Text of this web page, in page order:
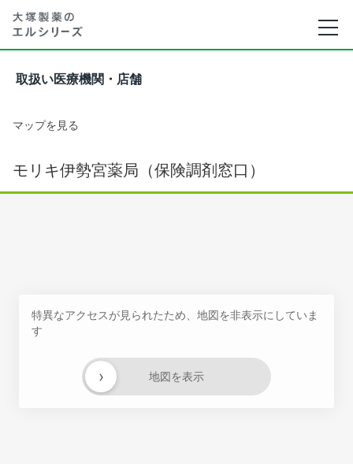
取扱い医療機関・店舗
マップを見る
モリキ伊勢宮薬局（保険調剤窓口）
特異なアクセスが見られたため、地図を非表示にしていま
す
地図を表示
›